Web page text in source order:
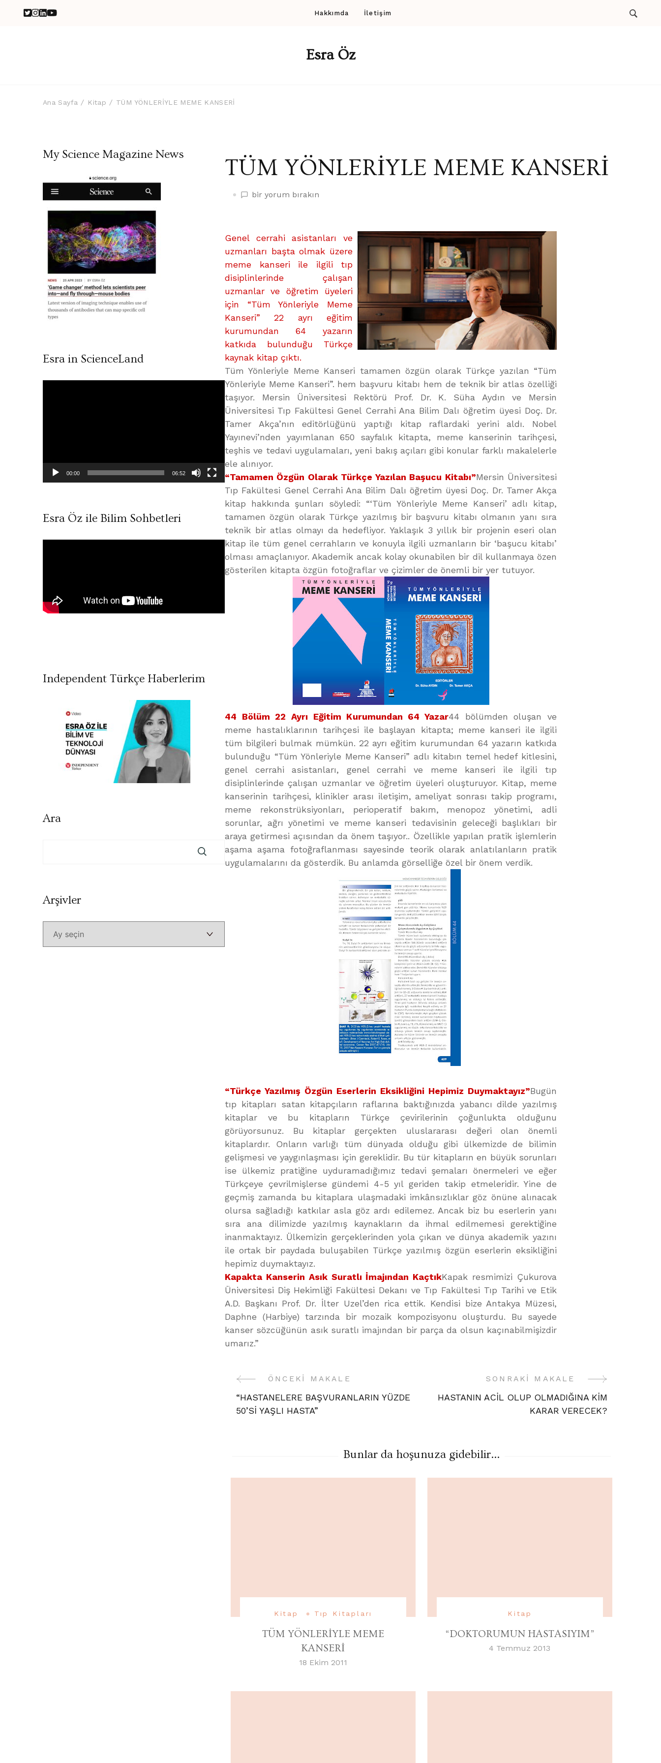
Hakkımda İletişim
Esra Öz
Ana Sayfa Kitap TÜM YÖNLERİYLE MEME KANSERİ
TÜM YÖNLERİYLE MEME KANSERİ
TÜM
üzerine
bir yorum bırakın
Genel cerrahi asistanları ve
uzmanları başta olmak üzere
meme kanseri ile ilgili tıp
disiplinlerinde çalışan
uzmanlar ve öğretim üyeleri
için “Tüm Yönleriyle Meme
Kanseri” 22 ayrı eğitim
kurumundan 64 yazarın
katkıda bulunduğu Türkçe
kaynak kitap çıktı.
Tüm Yönleriyle Meme Kanseri tamamen özgün olarak Türkçe yazılan “Tüm
Yönleriyle Meme Kanseri”. hem başvuru kitabı hem de teknik bir atlas özelliği
taşıyor. Mersin Üniversitesi Rektörü Prof. Dr. K. Süha Aydın ve Mersin
Üniversitesi Tıp Fakültesi Genel Cerrahi Ana Bilim Dalı öğretim üyesi Doç. Dr.
Tamer Akça’nın editörlüğünü yaptığı kitap raflardaki yerini aldı. Nobel
Yayınevi’nden yayımlanan 650 sayfalık kitapta, meme kanserinin tarihçesi,
teşhis ve tedavi uygulamaları, yeni bakış açıları gibi konular farklı makalelerle
ele alınıyor.
“Tamamen Özgün Olarak Türkçe Yazılan Başucu Kitabı”Mersin Üniversitesi
Tıp Fakültesi Genel Cerrahi Ana Bilim Dalı öğretim üyesi Doç. Dr. Tamer Akça
kitap hakkında şunları söyledi: “‘Tüm Yönleriyle Meme Kanseri’ adlı kitap,
tamamen özgün olarak Türkçe yazılmış bir başvuru kitabı olmanın yanı sıra
teknik bir atlas olmayı da hedefliyor. Yaklaşık 3 yıllık bir projenin eseri olan
kitap ile tüm genel cerrahların ve konuyla ilgili uzmanların bir ‘başucu kitabı’
olması amaçlanıyor. Akademik ancak kolay okunabilen bir dil kullanmaya özen
gösterilen kitapta özgün fotoğraflar ve çizimler de önemli bir yer tutuyor.
44 Bölüm 22 Ayrı Eğitim Kurumundan 64 Yazar44 bölümden oluşan ve
meme hastalıklarının tarihçesi ile başlayan kitapta; meme kanseri ile ilgili
tüm bilgileri bulmak mümkün. 22 ayrı eğitim kurumundan 64 yazarın katkıda
bulunduğu “Tüm Yönleriyle Meme Kanseri” adlı kitabın temel hedef kitlesini,
genel cerrahi asistanları, genel cerrahi ve meme kanseri ile ilgili tıp
disiplinlerinde çalışan uzmanlar ve öğretim üyeleri oluşturuyor. Kitap, meme
kanserinin tarihçesi, klinikler arası iletişim, ameliyat sonrası takip programı,
meme rekonstrüksiyonları, perioperatif bakım, menopoz yönetimi, adli
sorunlar, ağrı yönetimi ve meme kanseri tedavisinin geleceği başlıkları bir
araya getirmesi açısından da önem taşıyor.. Özellikle yapılan pratik işlemlerin
aşama aşama fotoğraflanması sayesinde teorik olarak anlatılanların pratik
uygulamalarını da gösterdik. Bu anlamda görselliğe özel bir önem verdik.
“Türkçe Yazılmış Özgün Eserlerin Eksikliğini Hepimiz Duymaktayız”Bugün
tıp kitapları satan kitapçıların raflarına baktığınızda yabancı dilde yazılmış
kitaplar ve bu kitapların Türkçe çevirilerinin çoğunlukta olduğunu
görüyorsunuz. Bu kitaplar gerçekten uluslararası değeri olan önemli
kitaplardır. Onların varlığı tüm dünyada olduğu gibi ülkemizde de bilimin
gelişmesi ve yaygınlaşması için gereklidir. Bu tür kitapların en büyük sorunları
ise ülkemiz pratiğine uyduramadığımız tedavi şemaları önermeleri ve eğer
Türkçeye çevrilmişlerse gündemi 4-5 yıl geriden takip etmeleridir. Yine de
geçmiş zamanda bu kitaplara ulaşmadaki imkânsızlıklar göz önüne alınacak
olursa sağladığı katkılar asla göz ardı edilemez. Ancak biz bu eserlerin yanı
sıra ana dilimizde yazılmış kaynakların da ihmal edilmemesi gerektiğine
inanmaktayız. Ülkemizin gerçeklerinden yola çıkan ve dünya akademik yazını
ile ortak bir paydada buluşabilen Türkçe yazılmış özgün eserlerin eksikliğini
hepimiz duymaktayız.
Kapakta Kanserin Asık Suratlı İmajından KaçtıkKapak resmimizi Çukurova
Üniversitesi Diş Hekimliği Fakültesi Dekanı ve Tıp Fakültesi Tıp Tarihi ve Etik
A.D. Başkanı Prof. Dr. İlter Uzel’den rica ettik. Kendisi bize Antakya Müzesi,
Daphne (Harbiye) tarzında bir mozaik kompozisyonu oluşturdu. Bu sayede
kanser sözcüğünün asık suratlı imajından bir parça da olsun kaçınabilmişizdir
umarız.”
Yazı
Gezinme
ÖNCEKI MAKALE
“HASTANELERE BAŞVURANLARIN YÜZDE
50’Sİ YAŞLI HASTA”
SONRAKI MAKALE
HASTANIN ACİL OLUP OLMADIĞINA KİM
KARAR VERECEK?
Bunlar da hoşunuza gidebilir...
Kitap Tıp Kitapları
TÜM YÖNLERİYLE MEME
KANSERİ
18 Ekim 2011
Kitap
“DOKTORUMUN HASTASIYIM”
4 Temmuz 2013
My Science Magazine News
Esra in ScienceLand
00:00 06:52
Esra Öz ile Bilim Sohbetleri
Independent Türkçe Haberlerim
Ara
ArşivlerArşivler